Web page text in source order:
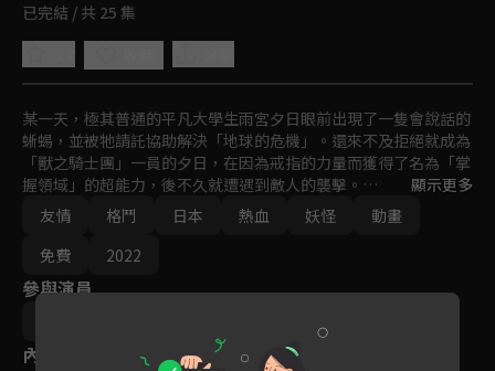
已完結 / 共 25 集
某一天，極其普通的平凡大學生雨宮夕日眼前出現了一隻會說話的
蜥蜴，並被牠請託協助解決「地球的危機」。還來不及拒絕就成為
「獸之騎士團」一員的夕日，在因為戒指的力量而獲得了名為「掌
握領域」的超能力，後不久就遭遇到敵人的襲擊。
在夕日陷入走投無路的危機時出手拯救他的，竟然是住在夕日家隔
壁的少女・五月雨。原以為救世主終於降臨，但沒想到五月雨其實
顯示更多
友情
格鬥 日本 熱血 妖怪
動畫
免費
2022
參與演員
內容標籤